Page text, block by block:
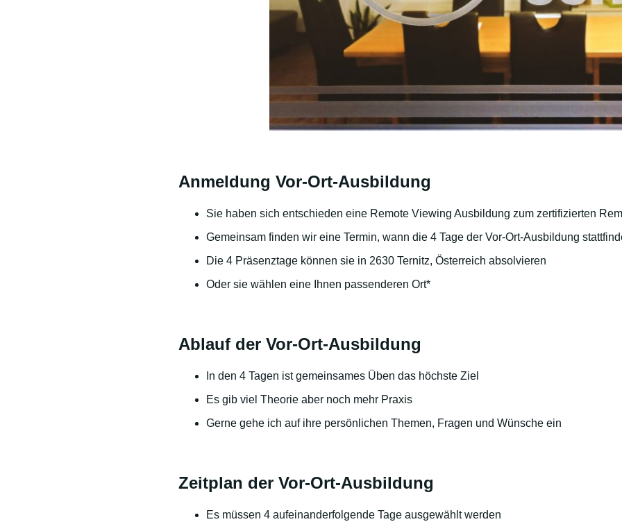
Anmeldung Vor-Ort-Ausbildung
Sie haben sich entschieden eine Remote Viewing Ausbildung zum zertifizierten
Gemeinsam finden wir eine Termin, wann die 4 Tage der Vor-Ort-Ausbildung
Die 4 Präsenztage können sie in 2630 Ternitz, Österreich absolvieren
Oder sie wählen eine Ihnen passenderen Ort*
Ablauf der Vor-Ort-Ausbildung
In den 4 Tagen ist gemeinsames Üben das höchste Ziel
Es gib viel Theorie aber noch mehr Praxis
Gerne gehe ich auf ihre persönlichen Themen, Fragen und Wünsche ein
Zeitplan der Vor-Ort-Ausbildung
Es müssen 4 aufeinanderfolgende Tage ausgewählt werden